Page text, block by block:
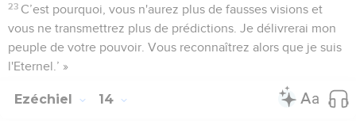
23 C’est pourquoi, vous n'aurez plus de fausses visions et
vous ne transmettrez plus de prédictions. Je délivrerai mon
peuple de votre pouvoir. Vous reconnaîtrez alors que je suis
l'Eternel.’ »
Ezéchiel 14